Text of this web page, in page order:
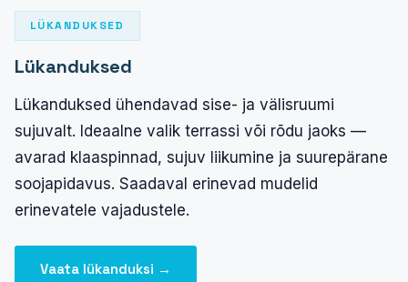
LÜKANDUKSED
Lükanduksed
Lükanduksed ühendavad sise- ja välisruumi
sujuvalt. Ideaalne valik terrassi või rõdu jaoks —
avarad klaaspinnad, sujuv liikumine ja suurepärane
soojapidavus. Saadaval erinevad mudelid
erinevatele vajadustele.
Vaata lükanduksi →